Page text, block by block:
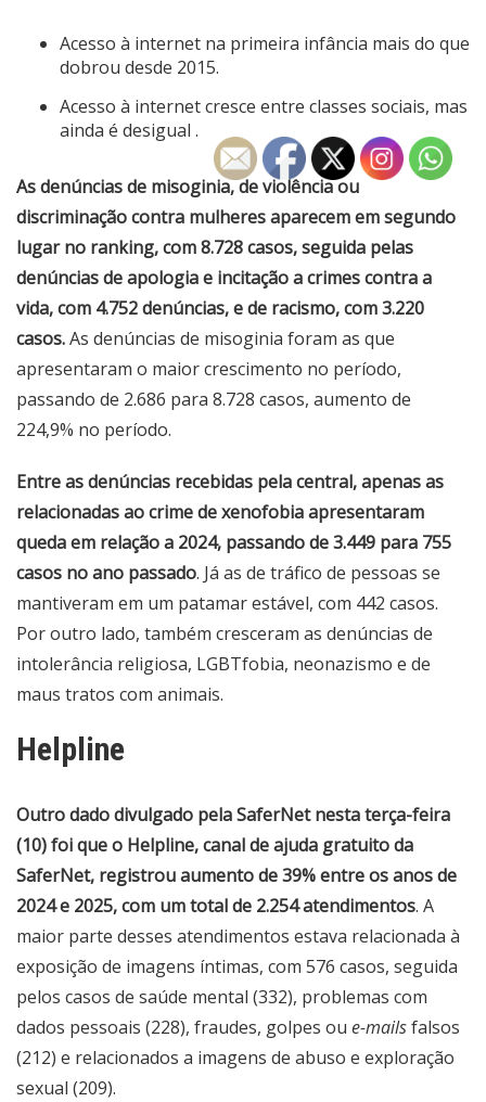
Acesso à internet na primeira infância mais do que
dobrou desde 2015.
Acesso à internet cresce entre classes sociais, mas
ainda é desigual .
As denúncias de misoginia, de violência ou
discriminação contra mulheres aparecem em segundo
lugar no ranking, com 8.728 casos, seguida pelas
denúncias de apologia e incitação a crimes contra a
vida, com 4.752 denúncias, e de racismo, com 3.220
casos.As denúncias de misoginia foram as que
apresentaram o maior crescimento no período,
passando de 2.686 para 8.728 casos, aumento de
224,9% no período.
Entre as denúncias recebidas pela central, apenas as
relacionadas ao crime de xenofobia apresentaram
queda em relação a 2024, passando de 3.449 para 755
casos no ano passado. Já as de tráfico de pessoas se
mantiveram em um patamar estável, com 442 casos.
Por outro lado, também cresceram as denúncias de
intolerância religiosa, LGBTfobia, neonazismo e de
maus tratos com animais.
Helpline
Outro dado divulgado pela SaferNet nesta terça-feira
(10) foi que o Helpline, canal de ajuda gratuito da
SaferNet, registrou aumento de 39% entre os anos de
2024 e 2025, com um total de 2.254 atendimentos. A
maior parte desses atendimentos estava relacionada à
exposição de imagens íntimas, com 576 casos, seguida
pelos casos de saúde mental (332), problemas com
dados pessoais (228), fraudes, golpes ou e-mailsfalsos
(212) e relacionados a imagens de abuso e exploração
sexual (209).